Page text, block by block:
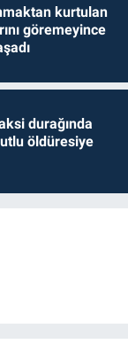
kurtulan
göremeyince
durağında
öldüresiye